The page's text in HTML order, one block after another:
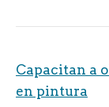
Capacitan a
en pintura